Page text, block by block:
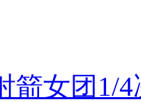
箭女团1/